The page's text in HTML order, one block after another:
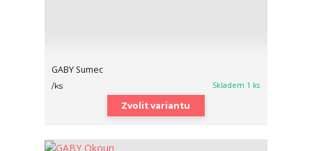
GABY Sumec
/ks Skladem 1 ks
Zvolit variantu